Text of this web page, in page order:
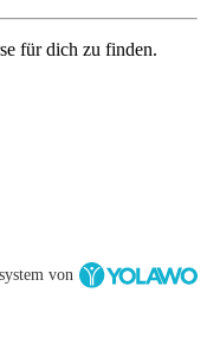
für dich zu finden.
von